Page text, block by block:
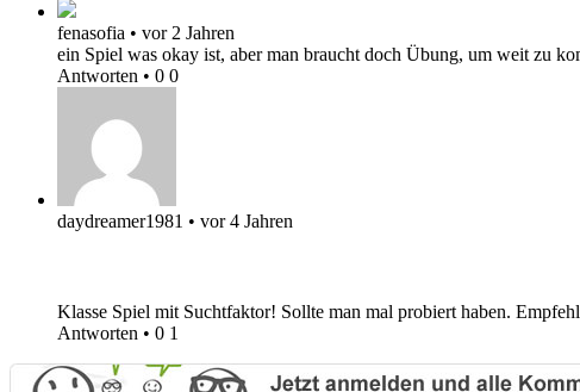
fenasofia • vor 2 Jahren
ein Spiel was okay ist, aber man braucht doch Übung, um weit zu
Antworten • 0 0
daydreamer1981 • vor 4 Jahren
Klasse Spiel mit Suchtfaktor! Sollte man mal probiert haben.
Antworten • 0 1